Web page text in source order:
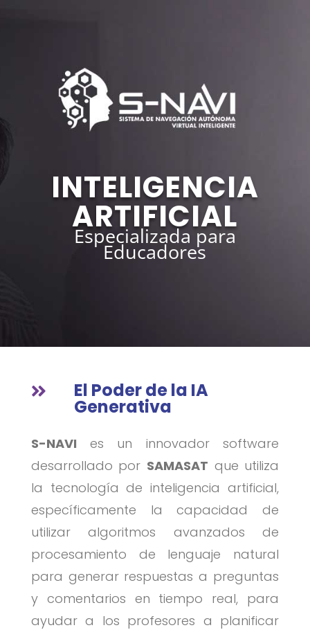
INTELIGENCIA
ARTIFICIAL
Especializada para
Educadores
 El Poder de la IA
Generativa
S-NAVI es un innovador software
desarrollado por SAMASAT que utiliza
la tecnología de inteligencia artificial,
específicamente la capacidad de
utilizar algoritmos avanzados de
procesamiento de lenguaje natural
para generar respuestas a preguntas
y comentarios en tiempo real, para
ayudar a los profesores a planificar